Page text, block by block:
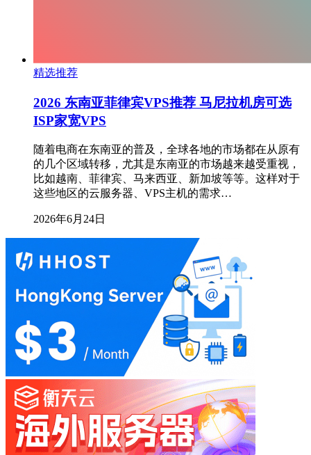
精选推荐
2026 东南亚菲律宾VPS推荐 马尼拉机房可选
ISP家宽VPS
随着电商在东南亚的普及，全球各地的市场都在从原有
的几个区域转移，尤其是东南亚的市场越来越受重视，
比如越南、菲律宾、马来西亚、新加坡等等。这样对于
这些地区的云服务器、VPS主机的需求…
2026年6月24日